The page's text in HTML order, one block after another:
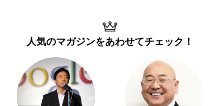
人気のマガジンをあわせてチェック！